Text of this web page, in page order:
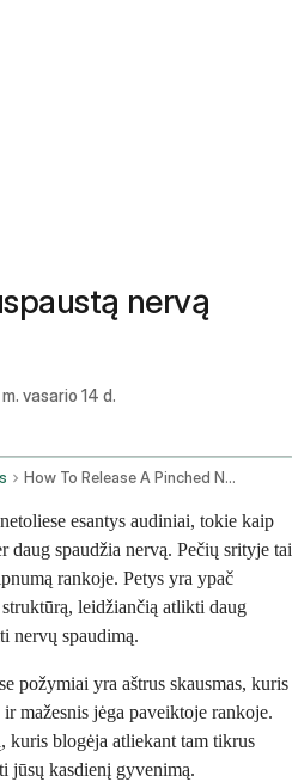
nervą
vasario 14 d.
How To Release A Pinched Nerve In The Shoulder
esantys audiniai, tokie kaip
daug spaudžia nervą. Pečių srityje tai
rankoje. Petys yra ypač
leidžiančią atlikti daug
nervų spaudimą.
požymiai yra aštrus skausmas, kuris
mažesnis jėga paveiktoje rankoje.
kuris blogėja atliekant tam tikrus
jūsų kasdienį gyvenimą.